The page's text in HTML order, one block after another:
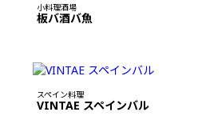
小料理酒場
板バ酒バ魚
スペイン料理
VINTAE スペインバル